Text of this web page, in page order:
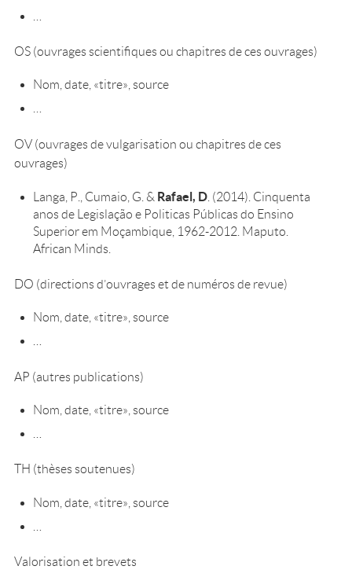
OS (ouvrages scientifiques ou chapitres de ces ouvrages)
Nom, date, «titre», source
OV (ouvrages de vulgarisation ou chapitres de ces
ouvrages)
Langa, P., Cumaio, G. & Rafael, D. (2014). Cinquenta
anos de Legislação e Politicas Públicas do Ensino
Superior em Moçambique, 1962-2012. Maputo.
African Minds.
DO (directions d’ouvrages et de numéros de revue)
Nom, date, «titre», source
AP (autres publications)
Nom, date, «titre», source
TH (thèses soutenues)
Nom, date, «titre», source
Valorisation et brevets